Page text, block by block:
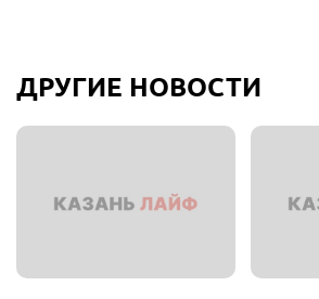
ДРУГИЕ НОВОСТИ